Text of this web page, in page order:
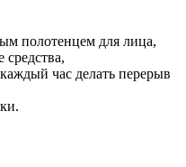
полотенцем для лица,
средства,
час делать перерыв